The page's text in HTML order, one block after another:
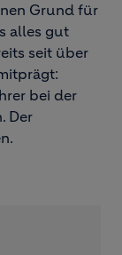
Grund für
alles gut
seit über
bei der
Der